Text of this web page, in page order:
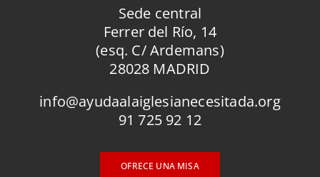
Sede central
Ferrer del Río, 14
(esq. C/ Ardemans)
28028 MADRID
info@ayudaalaiglesianecesitada.org
91 725 92 12
OFRECE UNA MISA